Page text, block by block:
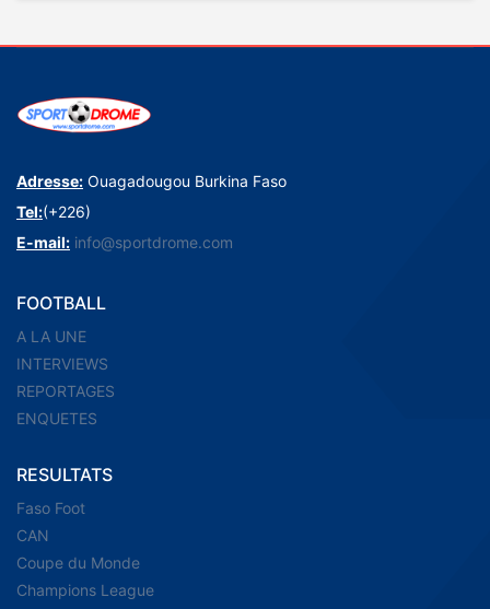
Adresse: Ouagadougou Burkina Faso
Tel:(+226)
E-mail: info@sportdrome.com
FOOTBALL
A LA UNE
INTERVIEWS
REPORTAGES
ENQUETES
RESULTATS
Faso Foot
CAN
Coupe du Monde
Champions League